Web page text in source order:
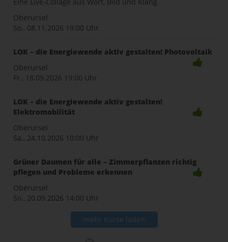
Oberursel
So., 08.11.2026 19:00 Uhr
LOK – die Energiewende aktiv gestalten! Photovoltaik
Oberursel
Fr., 18.09.2026 19:00 Uhr
LOK – die Energiewende aktiv gestalten!
Elektromobilität
Oberursel
Sa., 24.10.2026 10:00 Uhr
Grüner Daumen für alle – Zimmerpflanzen richtig
pflegen und Probleme erkennen
Oberursel
So., 20.09.2026 14:00 Uhr
mehr Kurse laden